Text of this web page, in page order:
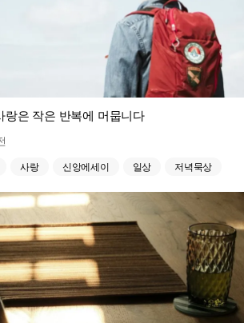
랑은 작은 반복에 머뭅니다
사랑 신앙에세이 일상 저녁묵상